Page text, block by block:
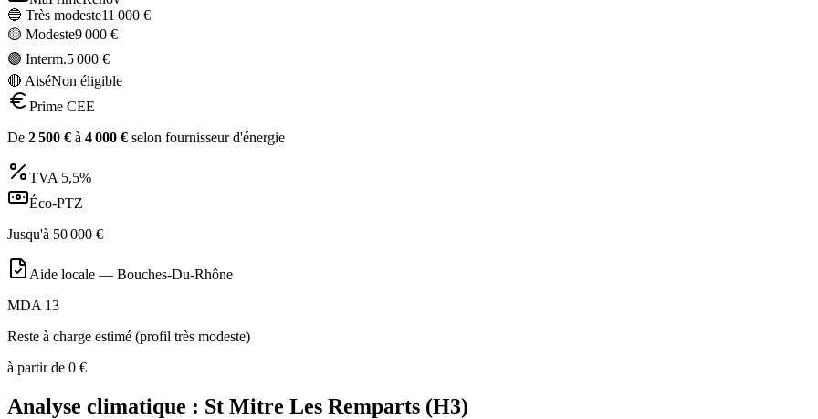
🔵 Très modeste11 000 €
🟡 Modeste9 000 €
🟣 Interm.5 000 €
🔴 AiséNon éligible
Prime CEE
De 2 500 € à 4 000 € selon fournisseur d'énergie
TVA 5,5%
Éco-PTZ
Jusqu'à 50 000 €
Aide locale — Bouches-Du-Rhône
MDA 13
Reste à charge estimé (profil très modeste)
à partir de 0 €
Analyse climatique : St Mitre Les Remparts (H3)